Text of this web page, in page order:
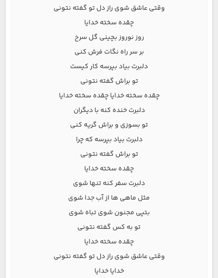
وقتی عاشق شوی راز دل تو گفته نتونی
چقده سخته خدایا
روز نوروز بچینی گل سرخ
بر سر راه نگات فرش کنی
دلبرت بیاد بپرسه کار کیست
تو براش گفته نتونی
چقده سخته خدایا چقده سخته خدایا
دلبرت خنده کنه با دیگران
تو بسوزی و براش گریه کنی
دلبرت بیاد بپرسه که چرا
تو براش گفته نتونی
چقده سخته خدایا
دلبرت سفر کنه تنها شوی
مثل ماهی ها از آب جدا شوی
بتپی مجنون شوی تباه شوی
تو به کس گفته نتونی
چقده سخته خدایا
وقتی عاشق شوی راز دل تو گفته نتونی
خدایا خدایا